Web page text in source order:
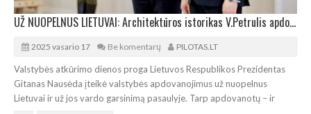
UŽ NUOPELNUS LIETUVAI: Architektūros istorikas V.Petrulis apdovanotas Riterio kryžiumi
2025 vasario 17 Be komentarų PILOTAS.LT
Valstybės atkūrimo dienos proga Lietuvos Respublikos Prezidentas
Gitanas Nausėda įteikė valstybės apdovanojimus už nuopelnus
Lietuvai ir už jos vardo garsinimą pasaulyje. Tarp apdovanotų – ir